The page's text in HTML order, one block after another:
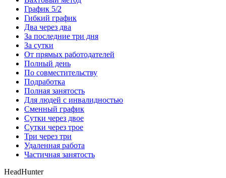
График 5/2
Гибкий график
Два через два
За последние три дня
За сутки
От прямых работодателей
Полный день
По совместительству
Подработка
Полная занятость
Для людей с инвалидностью
Сменный график
Сутки через двое
Сутки через трое
Три через три
Удаленная работа
Частичная занятость
HeadHunter